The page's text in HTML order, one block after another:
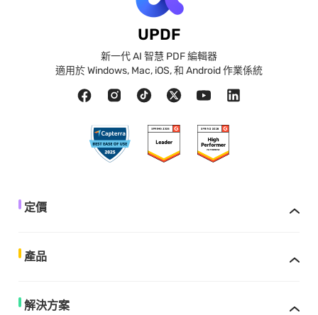
UPDF
新一代 AI 智慧 PDF 編輯器
適用於 Windows, Mac, iOS, 和 Android 作業係統
定價
產品
解決方案